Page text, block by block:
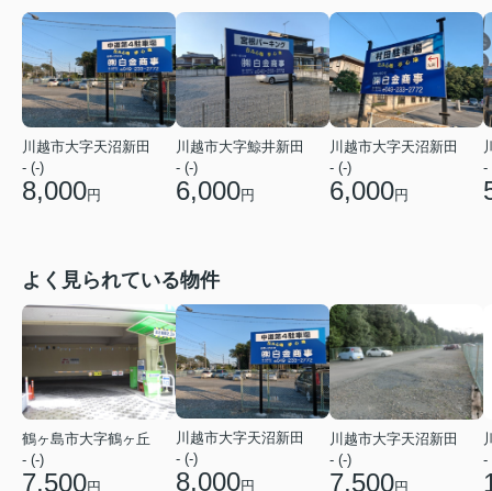
川越市大字天沼新田
- (-)
8,000円
川越市大字鯨井新田
- (-)
6,000円
川越市大字天沼新田
- (-)
6,000円
-
よく見られている物件
鶴ヶ島市大字鶴ヶ丘
- (-)
7,500円
川越市大字天沼新田
- (-)
8,000円
川越市大字天沼新田
- (-)
7,500円
-